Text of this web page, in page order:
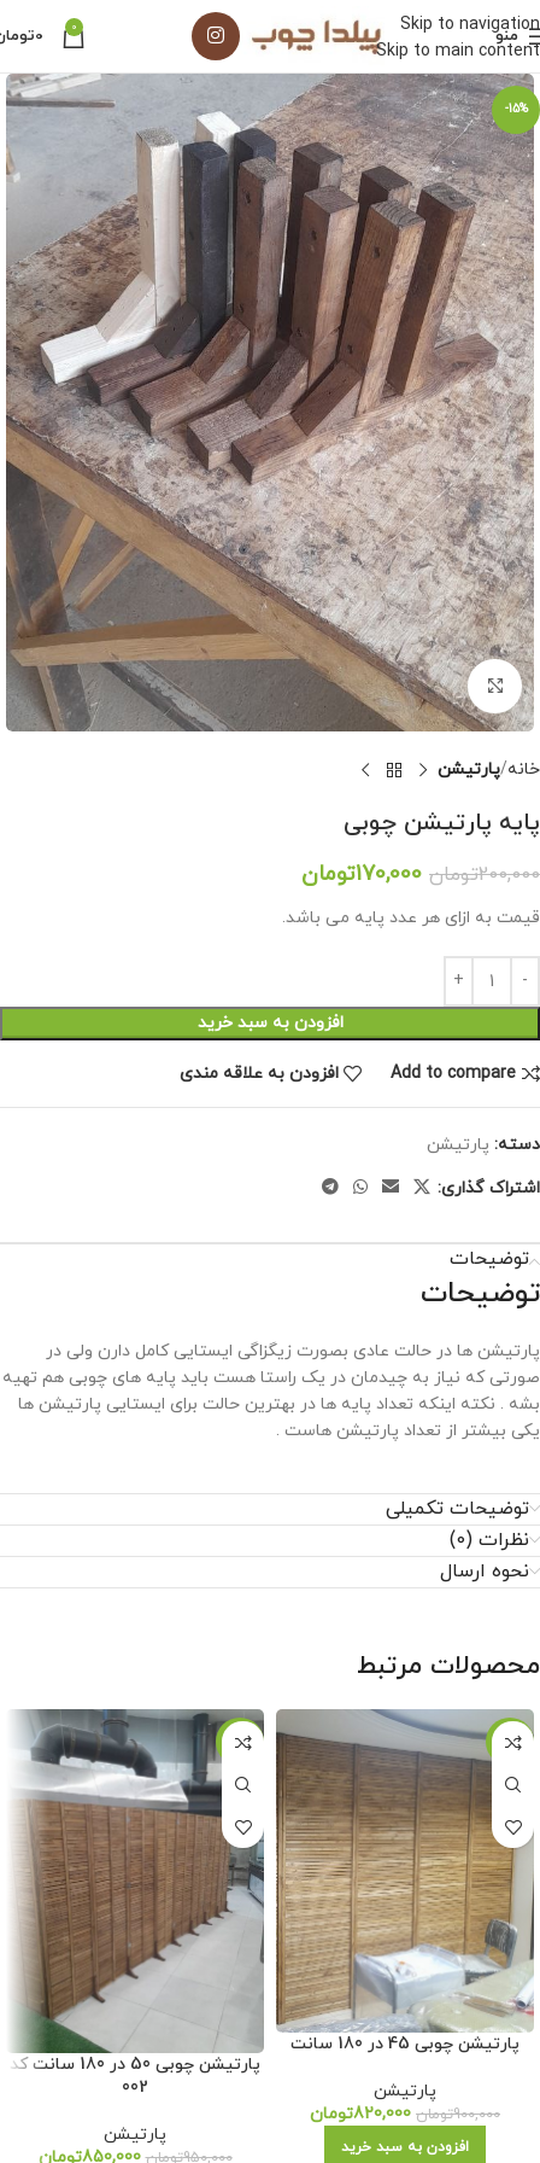
Skip to navigation
Skip to main content
منو 0
0
-15%
برای بزرگنمایی کلیک کنید
خانه پارتیشن
پایه پارتیشن چوبی
200,000تومان 170,000تومان
قیمت به ازای هر عدد پایه می باشد.
افزودن به سبد خرید
Add to compare افزودن به علاقه مندی
دسته: پارتیشن
اشتراک گذاری:
توضیحات
توضیحات
پارتیشن ها در حالت عادی بصورت زیگزاگی ایستایی کامل دارن ولی در
صورتی که نیاز به چیدمان در یک راستا هست باید پایه های چوبی هم تهیه
بشه . نکته اینکه تعداد پایه ها در بهترین حالت برای ایستایی پارتیشن ها
یکی بیشتر از تعداد پارتیشن هاست .
توضیحات تکمیلی
نظرات (0)
نحوه ارسال
محصولات مرتبط
-9%
پارتیشن چوبی 45 در 180 سانت
پارتیشن
900,000تومان 820,000تومان
افزودن به سبد خرید
-11%
پارتیشن چوبی 50 در 180 سانت کد
002
پارتیشن
950,000تومان 850,000تومان